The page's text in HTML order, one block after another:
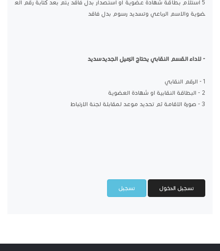
5 استلام بطاقة شهادة عضوية او استصدار بدل فاقد يتم بعد كتابة رقم الع
ضوية والاسم الرباعي وتسديد رسوم بدل فاقد
- لاداء القسم النقابي يحتاج الزميل الجديدسديد
1 - الرقم النقابي
2 - البطاقة النقابية او شهادة العضوية
3 - صورة الاقامة ثم تحديد موعد لمقابلة لجنة الارتباط
تسجيل الدخول تسجيل